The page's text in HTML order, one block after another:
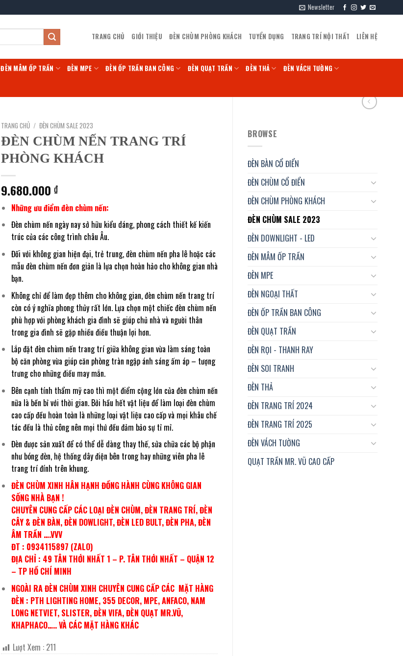
Newsletter
TRANG CHỦ GIỚI THIỆU ĐÈN CHÙM PHÒNG KHÁCH TUYỂN DỤNG TRANG TRÍ NỘI THẤT LIÊN HỆ
ĐÈN MÂM ỐP TRẦN ĐÈN MPE ĐÈN ỐP TRẦN BAN CÔNG ĐÈN QUẠT TRẦN ĐÈN THẢ ĐÈN VÁCH TƯỜNG
BROWSE
ĐÈN BÀN CỔ ĐIỂN
ĐÈN CHÙM CỔ ĐIỂN
ĐÈN CHÙM PHÒNG KHÁCH
ĐÈN CHÙM SALE 2023
ĐÈN DOWNLIGHT - LED
ĐÈN MÂM ỐP TRẦN
ĐÈN MPE
ĐÈN NGOẠI THẤT
ĐÈN ỐP TRẦN BAN CÔNG
ĐÈN QUẠT TRẦN
ĐÈN RỌI - THANH RAY
ĐÈN SOI TRANH
ĐÈN THẢ
ĐÈN TRANG TRÍ 2024
ĐÈN TRANG TRÍ 2025
ĐÈN VÁCH TƯỜNG
QUẠT TRẦN MR. VŨ CAO CẤP
TRANG CHỦ / ĐÈN CHÙM SALE 2023
ĐÈN CHÙM NẾN TRANG TRÍ
PHÒNG KHÁCH
9.680.000 ₫
Những ưu điểm đèn chùm nến:
Đèn chùm nến ngày nay sở hữu kiểu dáng, phong cách thiết kế kiến
trúc của các công trình châu Âu.
Đối với không gian hiện đại, trẻ trung, đèn chùm nến pha lê hoặc các
mẫu đèn chùm nến đơn giản là lựa chọn hoàn hảo cho không gian nhà
bạn.
Không chỉ để làm đẹp thêm cho không gian, đèn chùm nến trang trí
còn có ý nghĩa phong thủy rất lớn. Lựa chọn một chiếc đèn chùm nến
phù hợp với phòng khách gia đình sẽ giúp chủ nhà và người thân
trong gia đình sẽ gặp nhiều điều thuận lợi hơn.
Lắp đặt đèn chùm nến trang trí giữa không gian vừa làm sáng toàn
bộ căn phòng vừa giúp căn phòng tràn ngập ánh sáng ấm áp – tượng
trưng cho những điều may mắn.
Bên cạnh tính thẩm mỹ cao thì một điểm cộng lớn của đèn chùm nến
nữa là bền bỉ với thời gian. Bởi hầu hết vật liệu để làm loại đèn chùm
cao cấp đều hoàn toàn là những loại vật liệu cao cấp và mọi khâu chế
tác đều là thủ công nên mọi thứ đều đảm bảo sự tỉ mỉ.
Đèn được sản xuất để có thể dễ dàng thay thế, sửa chữa các bộ phận
như bóng đèn, hệ thống dây điện bên trong hay những viên pha lê
trang trí đính trên khung.
ĐÈN CHÙM XINH HÂN HẠNH ĐỒNG HÀNH CÙNG KHÔNG GIAN
SỐNG NHÀ BẠN !
CHUYÊN CUNG CẤP CÁC LOẠI ĐÈN CHÙM, ĐÈN TRANG TRÍ, ĐÈN
CÂY & ĐÈN BÀN, ĐÈN DOWLIGHT, ĐÈN LED BULT, ĐÈN PHA, ĐÈN
ÂM TRẦN ….VVV
ĐT : 0934115897 (ZALO)
ĐỊA CHỈ : 49 TÂN THỚI NHẤT 1 – P. TÂN THỚI NHẤT – QUẬN 12
– TP HỒ CHÍ MINH
NGOÀI RA ĐÈN CHÙM XINH CHUYÊN CUNG CẤP CÁC MẶT HÀNG
ĐÈN : PTH LIGHTING HOME, 355 DECOR, MPE, ANFACO, NAM
LONG NETVIET, SLISTER, ĐÈN VIFA, ĐÈN QUẠT MR.VŨ,
KHAPHACO….. VÀ CÁC MẶT HÀNG KHÁC
Lượt Xem : 211